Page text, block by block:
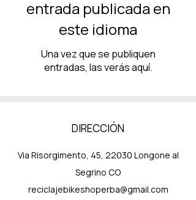
entrada publicada en
este idioma
Una vez que se publiquen
entradas, las verás aquí.
DIRECCIÓN
Via Risorgimento, 45, 22030 Longone al
Segrino CO
reciclajebikeshoperba@gmail.com